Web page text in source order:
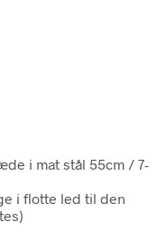
i mat stål 55cm / 7-
i flotte led til den